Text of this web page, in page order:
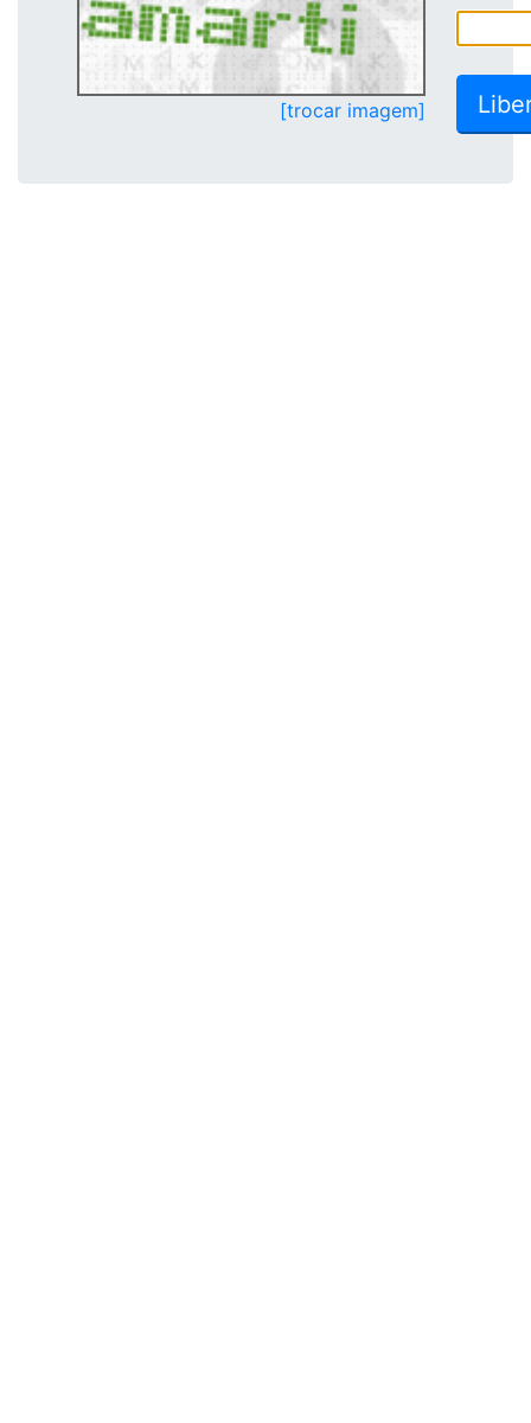
[trocar imagem]